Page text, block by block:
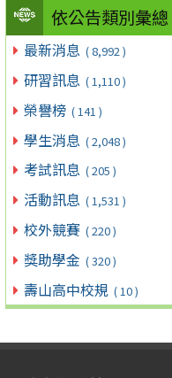
依公告類別彙總
最新消息 ( 8,992 )
研習訊息 ( 1,110 )
榮譽榜 ( 141 )
學生消息 ( 2,048 )
考試訊息 ( 205 )
活動訊息 ( 1,531 )
校外競賽 ( 220 )
獎助學金 ( 320 )
壽山高中校規 ( 10 )